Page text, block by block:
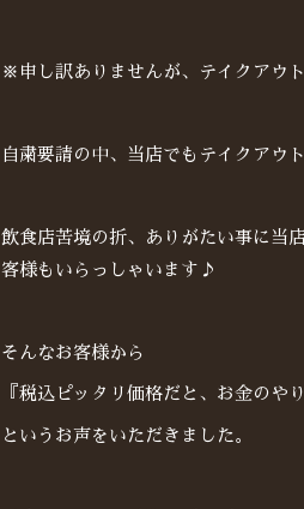
※申し訳ありませんが、テイクアウ
自粛要請の中、当店でもテイクアウ
飲食店苦境の折、ありがたい事に当
客様もいらっしゃいます♪
そんなお客様から
『税込ピッタリ価格だと、お金のや
というお声をいただきました。